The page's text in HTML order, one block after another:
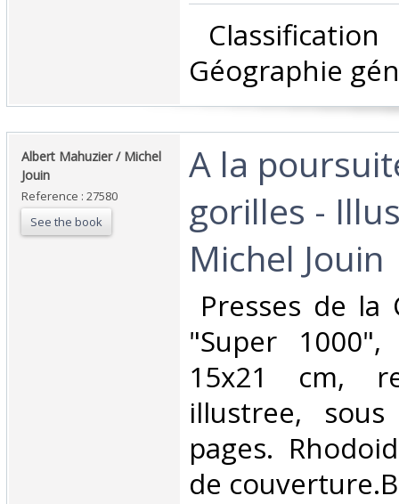
Géographie
‎Albert Mahuzier / Michel
Jouin‎
Reference : 27580
See the book
‎A la
gorilles -
Michel Jouin‎
Presses de
"Super
15x21 cm,
illustree,
pages.
de